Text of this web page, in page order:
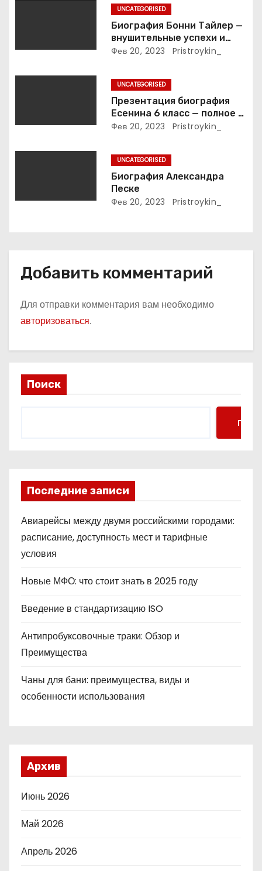
UNCATEGORISED
Биография Бонни Тайлер —
внушительные успехи и
интимные подробности
Фев 20, 2023 Pristroykin_
UNCATEGORISED
Презентация биография
Есенина 6 класс — полное и
подробное описание жизни
Фев 20, 2023 Pristroykin_
UNCATEGORISED
Биография Александра
Песке
Фев 20, 2023 Pristroykin_
Добавить комментарий
Для отправки комментария вам необходимо
авторизоваться.
Поиск
Поиск
Последние записи
Авиарейсы между двумя российскими городами:
расписание, доступность мест и тарифные
условия
Новые МФО: что стоит знать в 2025 году
Введение в стандартизацию ISO
Антипробуксовочные траки: Обзор и
Преимущества
Чаны для бани: преимущества, виды и
особенности использования
Архив
Июнь 2026
Май 2026
Апрель 2026